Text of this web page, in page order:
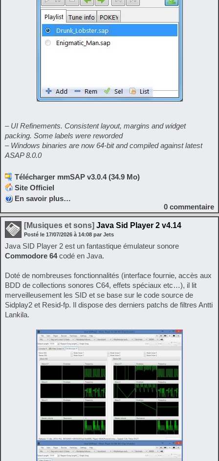
– UI Refinements. Consistent layout, margins and widget
packing. Some labels were reworded
– Windows binaries are now 64-bit and compiled against latest
ASAP 8.0.0
Télécharger mmSAP v3.0.4 (34.9 Mo)
Site Officiel
En savoir plus…
0 commentaire
[Musiques et sons] Java Sid Player 2 v4.14
Posté le 17/07/2026 à 14:08 par Jets
Java SID Player 2 est un fantastique émulateur sonore
Commodore 64codé en Java.
Doté de nombreuses fonctionnalités (interface fournie, accès aux
BDD de collections sonores C64, effets spéciaux etc…), il lit
merveilleusement les SID et se base sur le code source de
Sidplay2 et Resid-fp. Il dispose des derniers patchs de filtres Antti
Lankila.